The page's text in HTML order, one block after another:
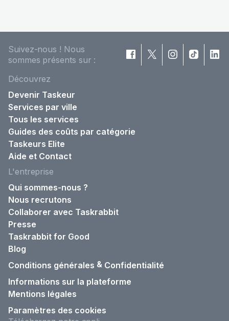
Suivez-nous ! Nous
sommes présents sur :
Découvrez
Devenir Taskeur
Services par ville
Tous les services
Guides des coûts par catégorie
Taskeurs Elite
Aide et Contact
L'entreprise
Qui sommes-nous ?
Nous recrutons
Collaborer avec Taskrabbit
Presse
Taskrabbit for Good
Blog
Conditions générales & Confidentialité
Informations sur la plateforme
Mentions légales
Paramètres des cookies